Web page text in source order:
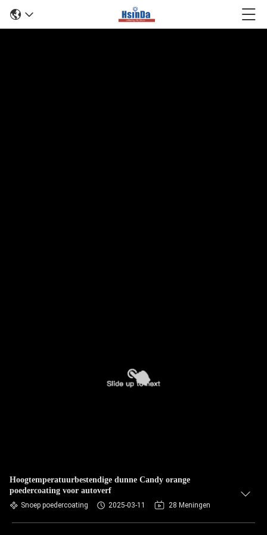
Hoogtemperatuurbestendige dunne Candy orange
poedercoating voor autoverf
Snoep poedercoating 2025-03-11 28 Meningen